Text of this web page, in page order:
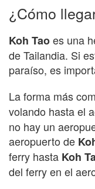
¿Cómo
Koh Taoes una
de Tailandia. Si
paraíso, es
La forma más
volando hasta el
no hay un
aeropuerto de
ferry hasta Koh
del ferry en el